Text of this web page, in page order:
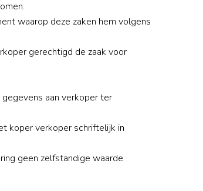
waarop deze zaken hem volgens
gerechtigd de zaak voor
aan verkoper ter
koper verkoper schriftelijk in
geen zelfstandige waarde